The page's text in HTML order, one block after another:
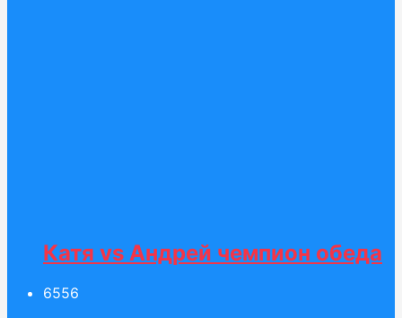
Катя vs Андрей чемпион обеда
6556